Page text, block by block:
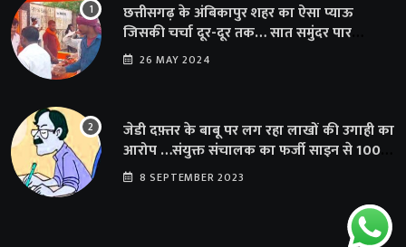
छत्तीसगढ़ के अंबिकापुर शहर का ऐसा प्याऊ
जिसकी चर्चा दूर-दूर तक… सात समुंदर पार
अमेरिका से भी पहुंचा सहयोग
26 MAY 2024
जेडी दफ़्तर के बाबू पर लग रहा लाखों की उगाही का
आरोप …संयुक्त संचालक का फर्जी साइन से 100
शिक्षकों क़ो थमाया संशोधन आदेश
8 SEPTEMBER 2023